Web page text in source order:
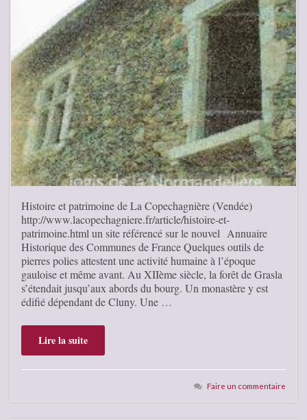
Histoire et patrimoine de La Copechagnière (Vendée)
http://www.lacopechagniere.fr/article/histoire-et-
patrimoine.html un site référencé sur le nouvel Annuaire
Historique des Communes de France Quelques outils de
pierres polies attestent une activité humaine à l’époque
gauloise et même avant. Au XIIème siècle, la forêt de Grasla
s’étendait jusqu’aux abords du bourg. Un monastère y est
édifié dépendant de Cluny. Une …
Lire la suite
Faire un commentaire